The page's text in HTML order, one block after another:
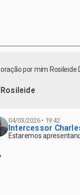
Rosileide
oração por mim Rosileide
Intercessor
04/03/2026 • 19:42
Estaremos